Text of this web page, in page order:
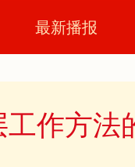
最新播报
工作方